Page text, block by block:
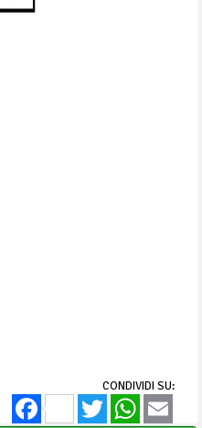
CONDIVIDI SU:
FacebookTwitter WhatsApp